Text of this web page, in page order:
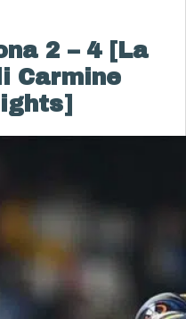
2 – 4 [La
Carmine